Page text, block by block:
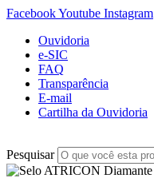
FacebookYoutube Instagram
Ouvidoria
e-SIC
FAQ
Transparência
E-mail
Cartilha da Ouvidoria
Pesquisar